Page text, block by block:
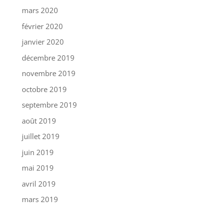
mars 2020
février 2020
janvier 2020
décembre 2019
novembre 2019
octobre 2019
septembre 2019
août 2019
juillet 2019
juin 2019
mai 2019
avril 2019
mars 2019